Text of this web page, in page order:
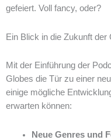
gefeiert. Voll fancy, oder?
Ein Blick in die Zukunft
Mit der Einführung der
Globes die Tür zu einer
einige mögliche
erwarten können:
Neue Genres und